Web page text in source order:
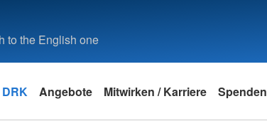
to the English one
Angebote Mitwirken / Karriere Spenden